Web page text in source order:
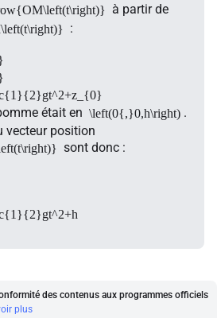
à partir de
:
était en \left(0{,}0,h\right) .
vecteur position
sont donc :
des contenus aux programmes officiels
plus